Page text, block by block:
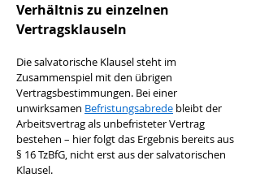
Verhältnis zu einzelnen
Vertragsklauseln
Die salvatorische Klausel steht im
Zusammenspiel mit den übrigen
Vertragsbestimmungen. Bei einer
unwirksamen Befristungsabrede bleibt der
Arbeitsvertrag als unbefristeter Vertrag
bestehen – hier folgt das Ergebnis bereits aus
§ 16 TzBfG, nicht erst aus der salvatorischen
Klausel.